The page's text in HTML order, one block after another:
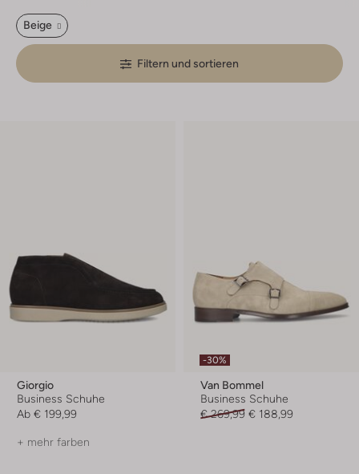
Beige
Filtern und sortieren
Giorgio
Business Schuhe
Ab € 199,99
+ mehr farben
-30%
Van Bommel
Business Schuhe
€ 269,99 € 188,99